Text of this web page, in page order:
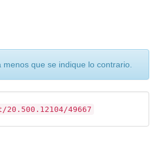
que se indique lo contrario.
49667